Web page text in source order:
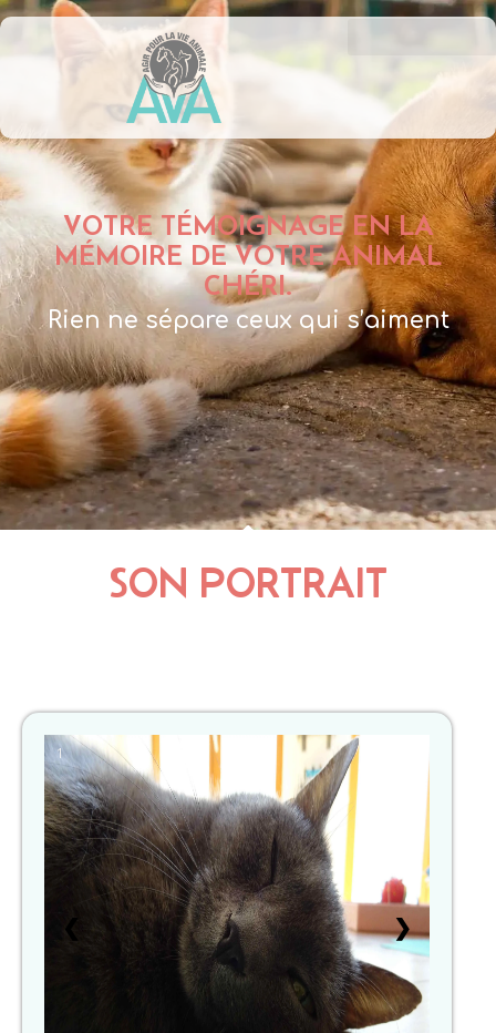
VOTRE TÉMOIGNAGE EN LA
MÉMOIRE DE VOTRE ANIMAL
CHÉRI.
Rien ne sépare ceux qui s’aiment
SON PORTRAIT
1
❮ ❯